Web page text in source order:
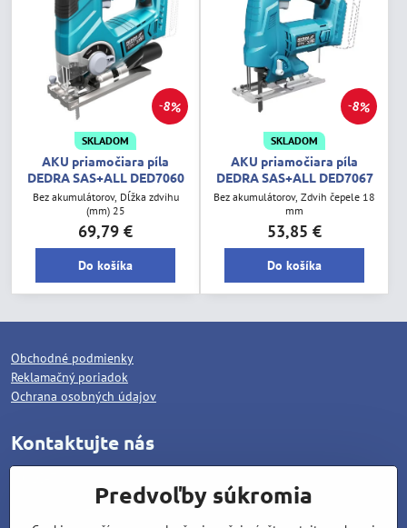
8%
SKLADOM
AKU priamočiara píla
DEDRA SAS+ALL DED7060
Bez akumulátorov, Dĺžka zdvihu
(mm) 25
69,79 €
Do košíka
8%
SKLADOM
AKU priamočiara píla
DEDRA SAS+ALL DED7067
Bez akumulátorov, Zdvih čepele 18
mm
53,85 €
Do košíka
Obchodné podmienky
Reklamačný poriadok
Ochrana osobných údajov
Kontaktujte nás
Pod dráhami 1378/25Predvoľby súkromia